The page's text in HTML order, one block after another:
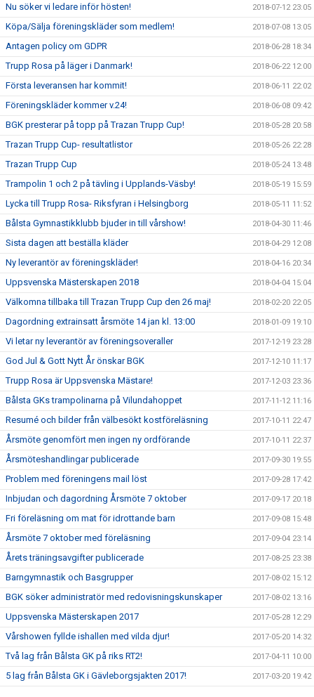
Nu söker vi ledare inför hösten! 2018-07-12 23:05
Köpa/Sälja föreningskläder som medlem! 2018-07-08 13:05
Antagen policy om GDPR 2018-06-28 18:34
Trupp Rosa på läger i Danmark! 2018-06-22 12:00
Första leveransen har kommit! 2018-06-11 22:02
Föreningskläder kommer v.24! 2018-06-08 09:42
BGK presterar på topp på Trazan Trupp Cup! 2018-05-28 20:58
Trazan Trupp Cup- resultatlistor 2018-05-26 22:28
Trazan Trupp Cup 2018-05-24 13:48
Trampolin 1 och 2 på tävling i Upplands-Väsby! 2018-05-19 15:59
Lycka till Trupp Rosa- Riksfyran i Helsingborg 2018-05-11 11:52
Bålsta Gymnastikklubb bjuder in till vårshow! 2018-04-30 11:46
Sista dagen att beställa kläder 2018-04-29 12:08
Ny leverantör av föreningskläder! 2018-04-16 20:34
Uppsvenska Mästerskapen 2018 2018-04-04 15:04
Välkomna tillbaka till Trazan Trupp Cup den 26 maj! 2018-02-20 22:05
Dagordning extrainsatt årsmöte 14 jan kl. 13:00 2018-01-09 19:10
Vi letar ny leverantör av föreningsoveraller 2017-12-19 23:28
God Jul & Gott Nytt År önskar BGK 2017-12-10 11:17
Trupp Rosa är Uppsvenska Mästare! 2017-12-03 23:36
Bålsta GKs trampolinarna på Vilundahoppet 2017-11-12 11:16
Resumé och bilder från välbesökt kostföreläsning 2017-10-11 22:47
Årsmöte genomfört men ingen ny ordförande 2017-10-11 22:37
Årsmöteshandlingar publicerade 2017-09-30 19:55
Problem med föreningens mail löst 2017-09-28 17:42
Inbjudan och dagordning Årsmöte 7 oktober 2017-09-17 20:18
Fri föreläsning om mat för idrottande barn 2017-09-08 15:48
Årsmöte 7 oktober med föreläsning 2017-09-04 23:14
Årets träningsavgifter publicerade 2017-08-25 23:38
Barngymnastik och Basgrupper 2017-08-02 15:12
BGK söker administratör med redovisningskunskaper 2017-08-02 13:16
Uppsvenska Mästerskapen 2017 2017-05-28 12:29
Vårshowen fyllde ishallen med vilda djur! 2017-05-20 14:32
Två lag från Bålsta GK på riks RT2! 2017-04-11 10:00
5 lag från Bålsta GK i Gävleborgsjakten 2017! 2017-03-20 19:42